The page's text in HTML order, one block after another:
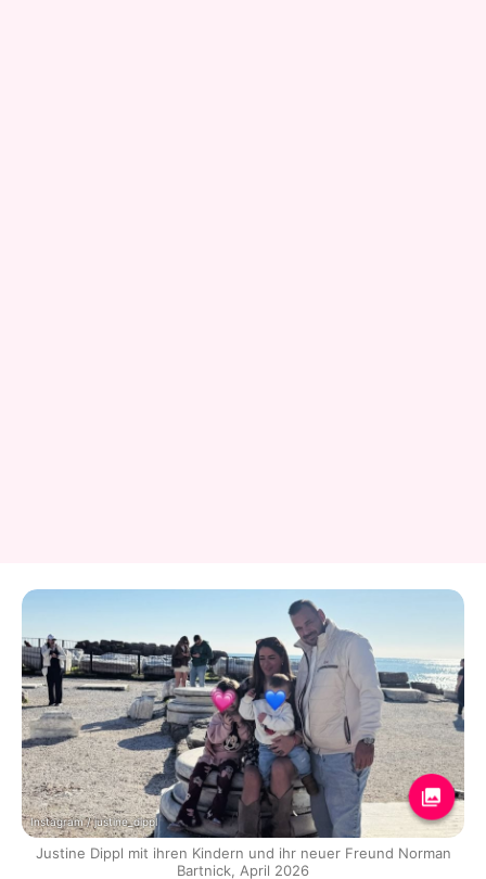
Instagram / justine_dippl
Justine Dippl mit ihren Kindern und ihr neuer Freund Norman
Bartnick, April 2026